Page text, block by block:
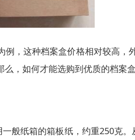
，这种档案盒价格相对较高
，如何才能选购到优质的档案
般纸箱的箱板纸，约重250克